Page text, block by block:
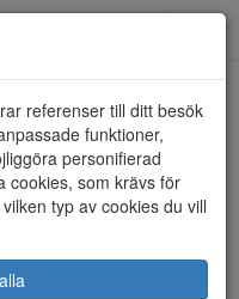
referenser till ditt besök
funktioner,
personifierad
cookies, som krävs för
typ av cookies du vill